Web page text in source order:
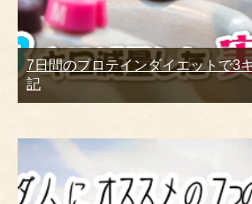
7日間のプロテインダイエットで3
記